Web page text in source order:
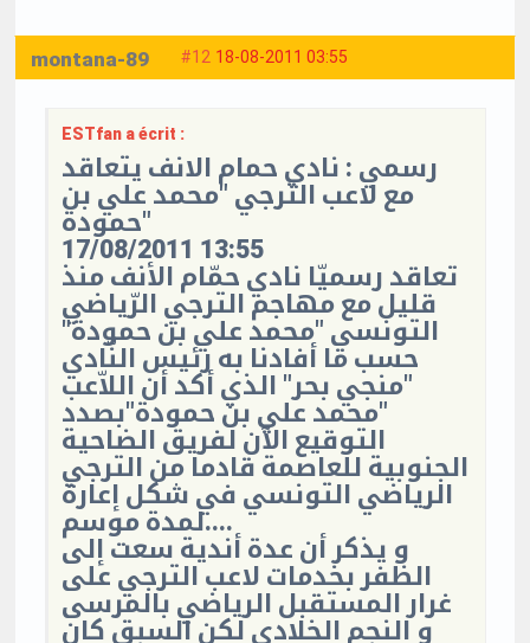
#12 18-08-2011 03:55
montana-89
ESTfan a écrit :
رسمي : نادي حمام الانف يتعاقد
مع لاعب الترجي "محمد علي بن
حمودة"
17/08/2011 13:55
تعاقد رسميّا نادي حمّام الأنف منذ
قليل مع مهاجم الترجي الرّياضي
التونسي "محمد علي بن حمودة"
حسب ما أفادنا به رئيس النّادي
"منجي بحر" الذي أكد أن اللاّعب
"محمد علي بن حمودة"بصدد
التوقيع الآن لفريق الضاحية
الجنوبية للعاصمة قادما من الترجي
الرياضي التونسي في شكل إعارة
لمدة موسم....
و يذكر أن عدة أندية سعت إلى
الظفر بخدمات لاعب الترجي على
غرار المستقبل الرياضي بالمرسى
و النجم الخلادي لكن السبق كان